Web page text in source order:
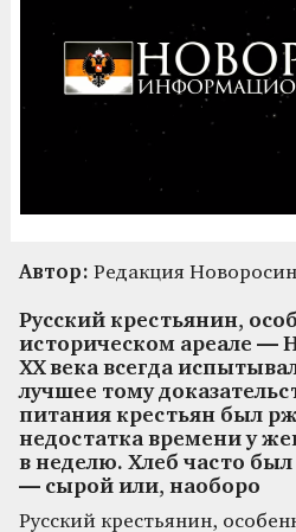
Автор: Редакция
Русский крестьянин,
историческом ареале —
ХХ века всегда
лучшее тому
питания крестьян был
недостатка времени у
в неделю. Хлеб часто был
— сырой или, наоборо
Русский крестьянин,